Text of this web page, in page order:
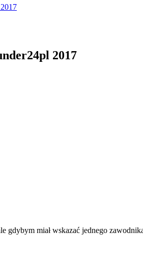
2017
gdybym miał wskazać jednego